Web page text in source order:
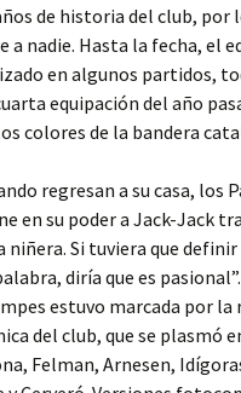
de historia del club, por
a nadie. Hasta la fecha, el
en algunos partidos,
equipación del año
colores de la bandera
regresan a su casa, los
en su poder a Jack-Jack
Si tuviera que
diría que es
estuvo marcada por la
del club, que se plasmó
Felman, Arnesen,